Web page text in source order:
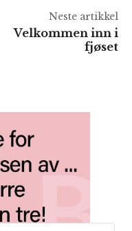
Neste artikkel
Velkommen inn i
fjøset